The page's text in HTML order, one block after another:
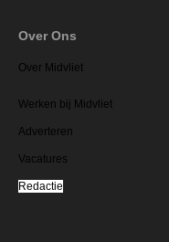
Over Ons
Over Midvliet
Werken bij Midvliet
Adverteren
Vacatures
Redactie